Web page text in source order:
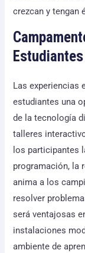
crezcan y tengan
Las experiencias
estudiantes una
de la tecnología
talleres
los participantes
programación, la
anima a los
resolver
será ventajosas
instalaciones
ambiente de